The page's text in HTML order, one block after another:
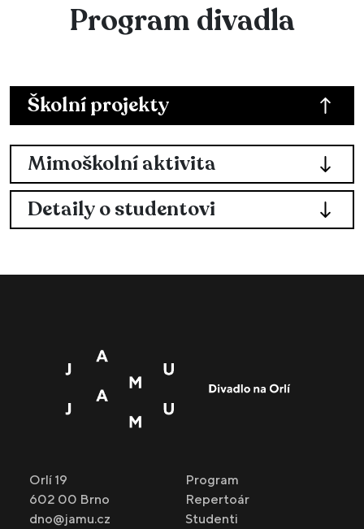
Školní projekty
Mimoškolní aktivita
Detaily o studentovi
Program divadla
Orlí 19
602 00 Brno
dno@jamu.cz
Program
Repertoár
Studenti